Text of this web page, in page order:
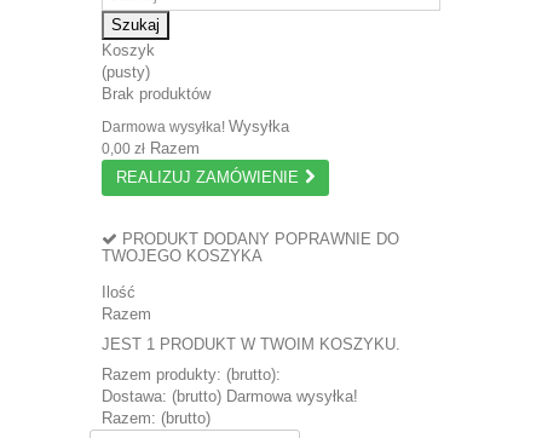
Szukaj
Koszyk
(pusty)
Brak produktów
Darmowa wysyłka! Wysyłka
0,00 zł Razem
REALIZUJ ZAMÓWIENIE
PRODUKT DODANY POPRAWNIE DO
TWOJEGO KOSZYKA
Ilość
Razem
JEST 1 PRODUKT W TWOIM KOSZYKU.
Razem produkty: (brutto):
Dostawa: (brutto) Darmowa wysyłka!
Razem: (brutto)